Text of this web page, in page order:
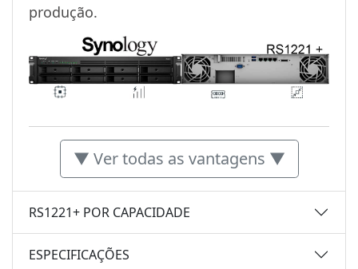
produção.
▼ Ver todas as vantagens ▼
RS1221+ POR CAPACIDADE
ESPECIFICAÇÕES